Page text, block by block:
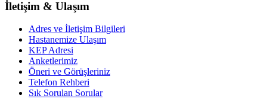
İletişim & Ulaşım
Adres ve İletişim Bilgileri
Hastanemize Ulaşım
KEP Adresi
Anketlerimiz
Öneri ve Görüşleriniz
Telefon Rehberi
Sık Sorulan Sorular